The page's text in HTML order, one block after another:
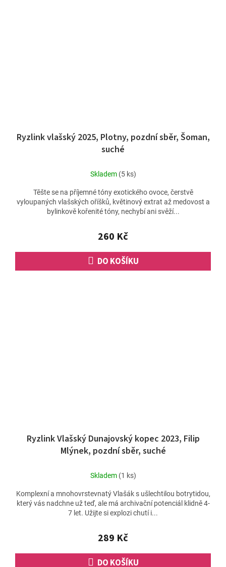
Ryzlink vlašský 2025, Plotny, pozdní sběr, Šoman,
suché
Skladem (5 ks)
260 Kč
DO KOŠÍKU
Těšte se na příjemné tóny exotického ovoce, čerstvě
vyloupaných vlašských oříšků, květinový extrat až medovost a
bylinkově kořenité tóny, nechybí ani svěží...
Ryzlink Vlašský Dunajovský kopec 2023, Filip
Mlýnek, pozdní sběr, suché
Skladem (1 ks)
289 Kč
DO KOŠÍKU
Komplexní a mnohovrstevnatý Vlašák s ušlechtilou botrytidou,
který vás nadchne už teď, ale má archivační potenciál klidně 4-
7 let. Užijte si explozi chutí i...